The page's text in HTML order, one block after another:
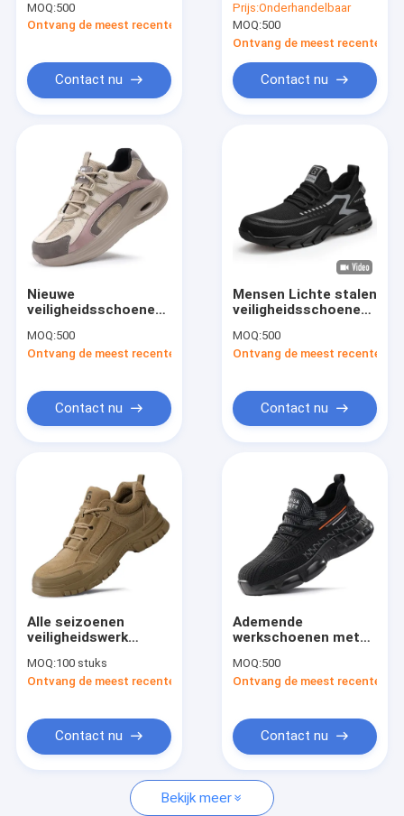
Producten
Ongeveer ons
Fabrieksreis
Nieuws
Gevallen
Verzoek om een Citaat
voor mannen staal
teen anti-smash
plaat bescherming
voor de bouwplaats
MOQ:500
Ontvang de meest recente Prijs
Contact nu
Anti-smash-punct-
bestendige
Duurzame koeienleer
hittebestendig
zacht-glijbestof
Comfortabele
Prijs:Onderhandelbaar
MOQ:500
Ontvang de meest recente
Contact nu
Nieuwe
veiligheidsschoenen
staaltoe, anti-slag,
anti-punctie,
voor alle seizoenen
MOQ:500
Ontvang de meest recente Prijs
Contact nu
Mensen Lichte stalen
veiligheidsschoenen
Upper PU Sole
Ademhalende
luchtkussens
Werkschoenen
MOQ:500
Ontvang de meest recente
Contact nu
Alle seizoenen
veiligheidswerk
mannen en vrouwen
10KV elektrische
anti smash
industriële veiligheid
schoenen
MOQ:100 stuks
Ontvang de meest recente Prijs
Contact nu
Ademende
werkschoenen met
heren, lekbestendig,
anti-smash,
voor de zomer,
industrieel
beschermend
schoeisel
MOQ:500
Ontvang de meest recente
Contact nu
Bekijk meer